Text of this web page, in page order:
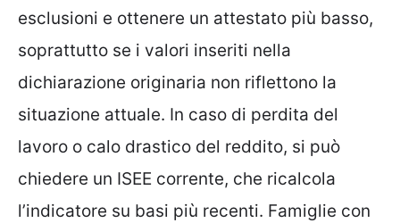
esclusioni e ottenere un attestato più basso,
soprattutto se i valori inseriti nella
dichiarazione originaria non riflettono la
situazione attuale. In caso di perdita del
lavoro o calo drastico del reddito, si può
chiedere un ISEE corrente, che ricalcola
l’indicatore su basi più recenti. Famiglie con